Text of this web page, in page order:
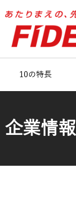
容
10の特長
企業情報